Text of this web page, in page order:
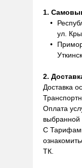
1.
ул.
2.
Доставка
Оплата
выбранной
С
ТК.